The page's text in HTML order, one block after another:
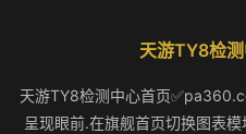
天游TY8检
天游TY8检测中心首页
呈现眼前.在旗舰首页切换图表